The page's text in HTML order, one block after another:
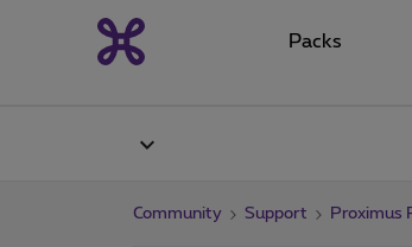
Packs
Community Support Proximus